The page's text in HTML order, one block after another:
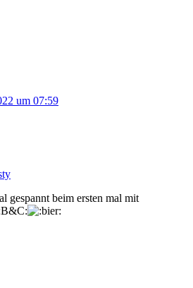
um 07:59
gespannt beim ersten mal mit